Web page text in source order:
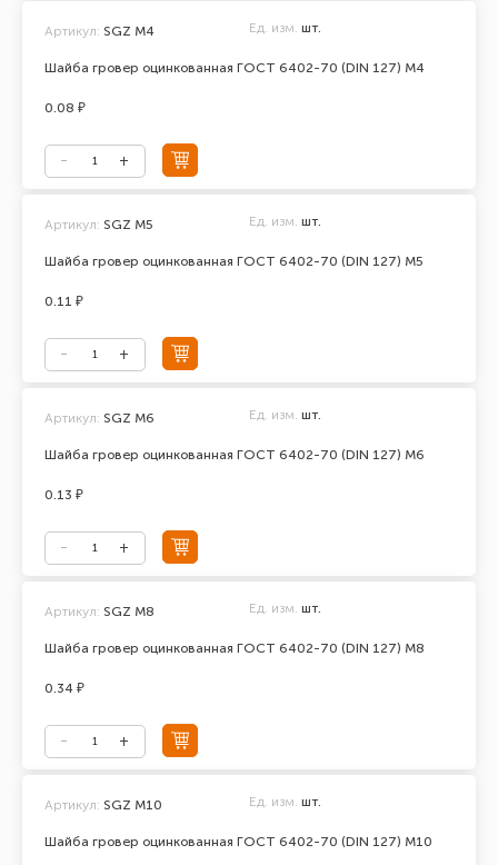
Шайба гровер оцинкованная ГОСТ 6402-70 (DIN 127) М4
Артикул: SGZ M4 Ед. изм. шт.
0.08 ₽
Шайба гровер оцинкованная ГОСТ 6402-70 (DIN 127) М5
Артикул: SGZ M5 Ед. изм. шт.
0.11 ₽
Шайба гровер оцинкованная ГОСТ 6402-70 (DIN 127) М6
Артикул: SGZ M6 Ед. изм. шт.
0.13 ₽
Шайба гровер оцинкованная ГОСТ 6402-70 (DIN 127) М8
Артикул: SGZ M8 Ед. изм. шт.
0.34 ₽
Шайба гровер оцинкованная ГОСТ 6402-70 (DIN 127) М10
Артикул: SGZ М10 Ед. изм. шт.